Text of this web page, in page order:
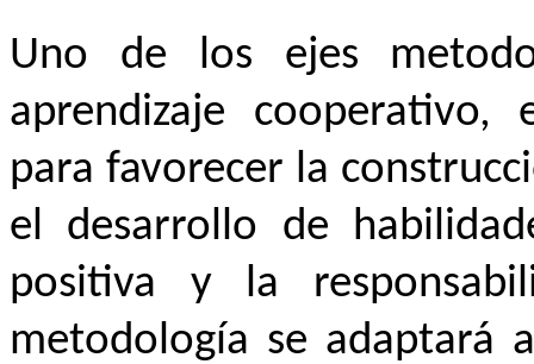
Uno de los ejes
aprendizaje cooperativo,
para favorecer la
el desarrollo de
positiva y la
metodología se adaptará